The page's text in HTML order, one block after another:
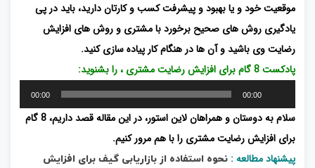
موقعیت خود و یا بهبود و پیشرفت کسب و کارتان دارید، باید در پی
یادگیری روش های صحیح برخورد با مشتری و روش های افزایش
رضایت وی باشید و آن ها در هنگام کار پیاده سازی کنید.
پادکست 8 گام برای افزایش رضایت مشتری ، را بشنوید:
پخش‌کننده
صوت
00:00
00:00
سلام به دوستان و همراهان لاین استور، در این مقاله قصد داریم، 8 گام
برای افزایش رضایت مشتری را با هم مرور کنیم.
پیشنهاد مطالعه : نحوه استفاده از بازاریابی گیف برای افزایش